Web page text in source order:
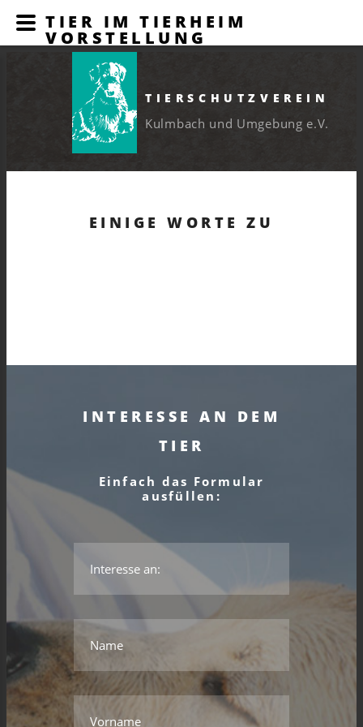
TIERSCHUTZVEREIN
Kulmbach und Umgebung e.V.
EINIGE WORTE ZU
INTERESSE AN DEM
TIER
Einfach das Formular
ausfüllen:
Name
*Dieses Feld wird benötigt.
*Das ist kein gültiger Name.
Vorname
TIER IM TIERHEIM
VORSTELLUNG